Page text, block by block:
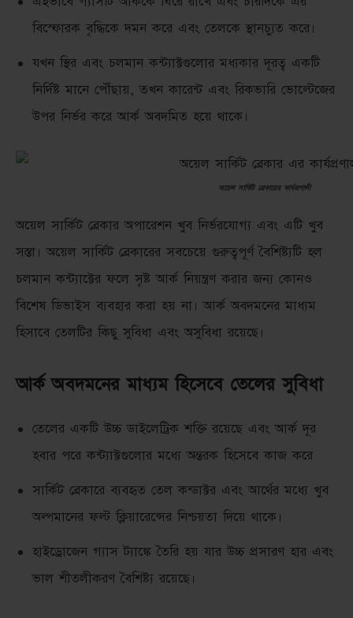
বিস্ফোরক বৃদ্ধিকে দমন করে এবং তেলকে স্থানচ্যুত করে।
যখন স্থির এবং চলমান কন্ট্যাক্টগুলোর মধ্যকার দূরত্ব একটি
নির্দিষ্ট মানে পৌঁছায়, তখন কারেন্ট এবং রিকভারি ভোল্টেজের
উপর নির্ভর করে আর্ক অবদমিত হয়ে থাকে।
অয়েল সার্কিট ব্রেকারের কার্যপ্রণালী
অয়েল সার্কিট ব্রেকার অপারেশন খুব নির্ভরযোগ্য এবং এটি খুব
সস্তা। অয়েল সার্কিট ব্রেকারের সবচেয়ে গুরুত্বপূর্ণ বৈশিষ্ট্যটি হল
চলমান কন্ট্যাক্টের ফলে সৃষ্ট আর্ক নিয়ন্ত্রণ করার জন্য কোনও
বিশেষ ডিভাইস ব্যবহার করা হয় না। আর্ক অবদমনের মাধ্যম
হিসাবে তেলটির কিছু সুবিধা এবং অসুবিধা রয়েছে।
আর্ক অবদমনের মাধ্যম হিসেবে তেলের সুবিধা
তেলের একটি উচ্চ ডাইলেট্রিক শক্তি রয়েছে এবং আর্ক দূর
হবার পরে কন্ট্যাক্টগুলোর মধ্যে অন্তরক হিসেবে কাজ করে
সার্কিট ব্রেকারে ব্যবহৃত তেল কন্ডাক্টর এবং আর্থের মধ্যে খুব
অল্পমানের ফল্ট ক্লিয়ারেন্সের নিশ্চয়তা দিয়ে থাকে।
হাইড্রোজেন গ্যাস ট্যাঙ্কে তৈরি হয় যার উচ্চ প্রসারণ হার এবং
ভাল শীতলীকরণ বৈশিষ্ট্য রয়েছে।